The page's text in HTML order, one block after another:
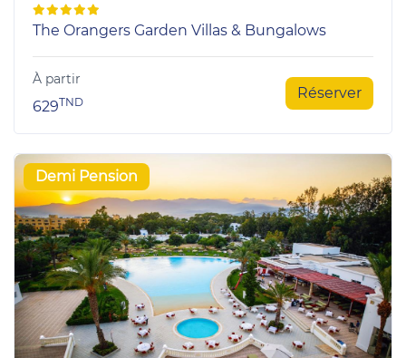
The Orangers Garden Villas & Bungalows
À partir
629TND Réserver
Demi Pension